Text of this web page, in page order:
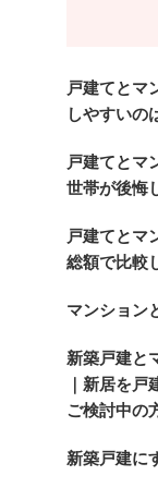
で
す
か
?
戸建てとマ
しやすいの
戸建てとマ
世帯が後悔
戸建てとマ
総額で比較
マンション
新築戸建と
｜新居を
ご検討中の
新築戸建に